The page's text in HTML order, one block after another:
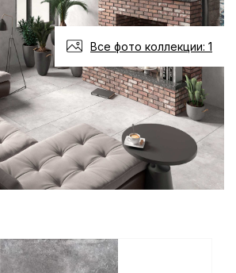
Все фото коллекции: 1